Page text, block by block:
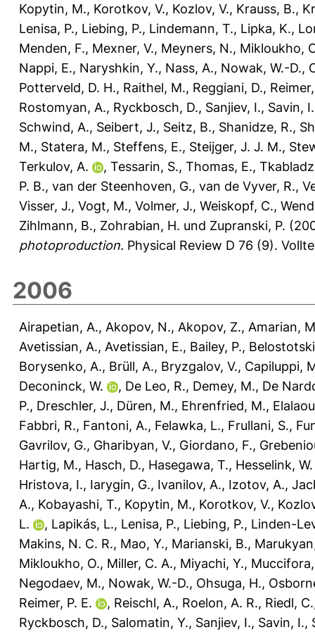
Kopytin, M., Korotkov, V., Kozlov, V., Krauss, B.,
Lenisa, P., Liebing, P., Lindemann, T., Lipka, K.,
Menden, F., Mexner, V., Meyners, N., Mikloukho,
Nappi, E., Naryshkin, Y., Nass, A., Nowak, W.-D.,
Potterveld, D. H., Raithel, M., Reggiani, D.,
Rostomyan, A., Ryckbosch, D., Sanjiev, I., Savin, I.
Schwind, A., Seibert, J., Seitz, B., Shanidze, R.,
M., Statera, M., Steffens, E., Steijger, J. J. M.,
Terkulov, A.
, Tessarin, S., Thomas, E.,
P. B., van der Steenhoven, G., van de Vyver, R.,
Visser, J., Vogt, M., Volmer, J., Weiskopf, C.,
Zihlmann, B., Zohrabian, H. und Zupranski, P.
photoproduction. Physical Review D 76 (9).
2006
Airapetian, A., Akopov, N., Akopov, Z., Amarian,
Avetissian, A., Avetissian, E., Bailey, P.,
Borysenko, A., Brüll, A., Bryzgalov, V., Capiluppi,
Deconinck, W.
, De Leo, R., Demey, M., De
P., Dreschler, J., Düren, M., Ehrenfried, M.,
Fabbri, R., Fantoni, A., Felawka, L., Frullani, S.,
Gavrilov, G., Gharibyan, V., Giordano, F.,
Hartig, M., Hasch, D., Hasegawa, T., Hesselink,
Hristova, I., Iarygin, G., Ivanilov, A., Izotov, A.,
A., Kobayashi, T., Kopytin, M., Korotkov, V.,
L.
, Lapikás, L., Lenisa, P., Liebing, P., Linden-
Makins, N. C. R., Mao, Y., Marianski, B.,
Mikloukho, O., Miller, C. A., Miyachi, Y., Muccifora,
Negodaev, M., Nowak, W.-D., Ohsuga, H.,
Reimer, P. E.
, Reischl, A., Roelon, A. R., Riedl, C.
Ryckbosch, D., Salomatin, Y., Sanjiev, I., Savin, I.,